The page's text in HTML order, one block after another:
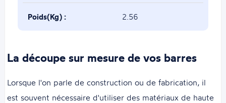
Poids(Kg) : 2.56
La découpe sur mesure de vos barres
Lorsque l'on parle de construction ou de fabrication, il
est souvent nécessaire d'utiliser des matériaux de haute